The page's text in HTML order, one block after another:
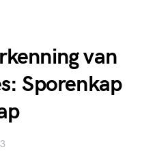
van
Sporenkap